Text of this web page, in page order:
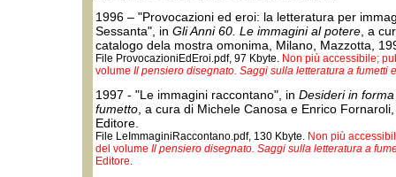
1996 – "Provocazioni ed eroi: la letteratura per
Sessanta", in Gli Anni 60. Le immagini al potere , a
catalogo dela mostra omonima, Milano, Mazzotta,
File ProvocazioniEdEroi.pdf, 97 Kbyte. Non più accessibile;
volume Il pensiero disegnato. Saggi sulla letteratura a fumetti
1997 - "Le immagini raccontano", in Desideri in
fumetto , a cura di Michele Canosa e Enrico
Editore.
File LeImmaginiRaccontano.pdf, 130 Kbyte. Non più
del volume Il pensiero disegnato. Saggi sulla letteratura a
Editore.